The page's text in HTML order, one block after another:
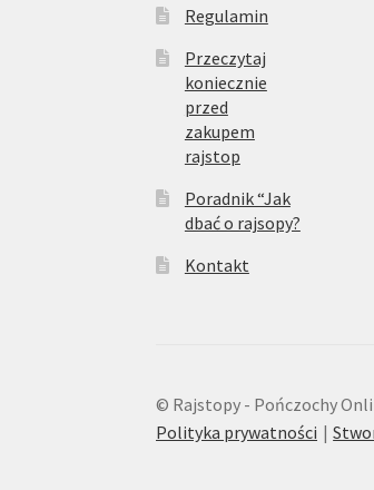
Regulamin
Przeczytaj
koniecznie
przed
zakupem
rajstop
Poradnik “Jak
dbać o rajsopy?
Kontakt
© Rajstopy - Pończochy
Polityka prywatności